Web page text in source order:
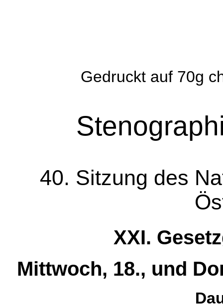
Gedruckt auf 70g
40. Sitzung des
XXI.
Mittwoch, 18., und